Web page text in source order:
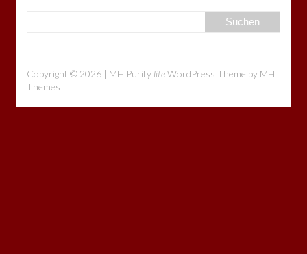
Copyright © 2026 | MH Purity liteWordPress Theme by MH
Themes